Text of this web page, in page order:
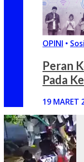
OPINI •
Peran
Pada
19 MARET